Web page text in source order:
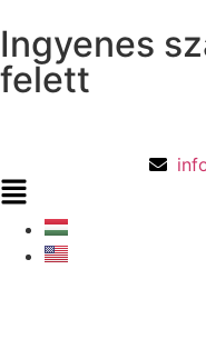
Ingyenes
felett